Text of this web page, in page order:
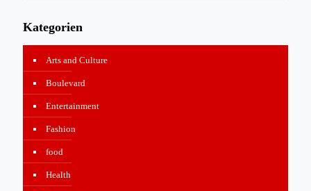
Kategorien
Arts and Culture
Boulevard
Entertainment
Fashion
food
Health